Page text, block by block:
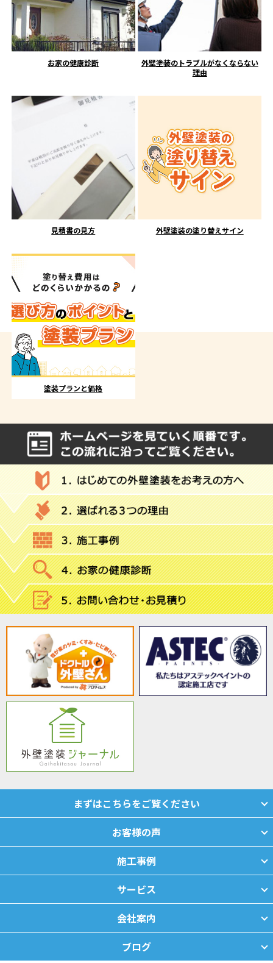
お家の健康診断
外壁塗装のトラブルがなくならない
理由
見積書の見方 外壁塗装の塗り替えサイン
塗装プランと価格
まずはこちらをご覧ください
お客様の声
施工事例
サービス
会社案内
ブログ